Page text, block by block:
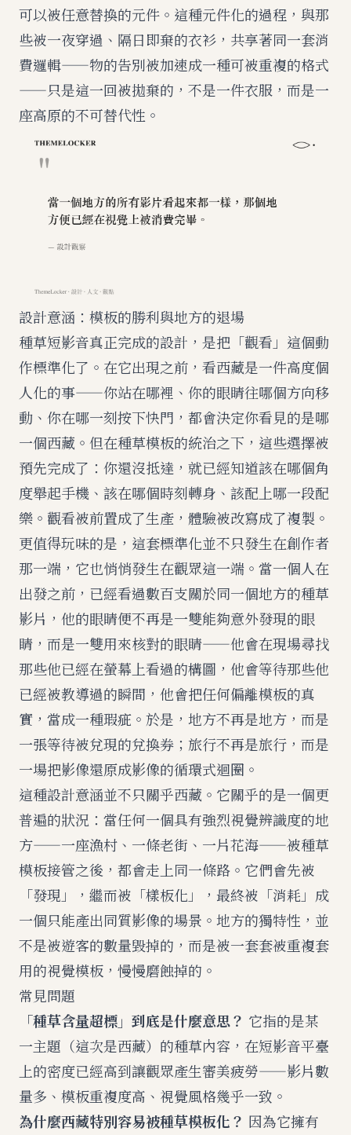
可以被任意替換的元件。這種元件化的過程，與那
些被一夜穿過、隔日即棄的衣衫，共享著同一套消
費邏輯——物的告別被加速成一種可被重複的格式
——只是這一回被拋棄的，不是一件衣服，而是一
座高原的不可替代性。
設計意涵：模板的勝利與地方的退場
種草短影音真正完成的設計，是把「觀看」這個動
作標準化了。在它出現之前，看西藏是一件高度個
人化的事——你站在哪裡、你的眼睛往哪個方向移
動、你在哪一刻按下快門，都會決定你看見的是哪
一個西藏。但在種草模板的統治之下，這些選擇被
預先完成了：你還沒抵達，就已經知道該在哪個角
度舉起手機、該在哪個時刻轉身、該配上哪一段配
樂。觀看被前置成了生產，體驗被改寫成了複製。
更值得玩味的是，這套標準化並不只發生在創作者
那一端，它也悄悄發生在觀眾這一端。當一個人在
出發之前，已經看過數百支關於同一個地方的種草
影片，他的眼睛便不再是一雙能夠意外發現的眼
睛，而是一雙用來核對的眼睛——他會在現場尋找
那些他已經在螢幕上看過的構圖，他會等待那些他
已經被教導過的瞬間，他會把任何偏離模板的真
實，當成一種瑕疵。於是，地方不再是地方，而是
一張等待被兌現的兌換券；旅行不再是旅行，而是
一場把影像還原成影像的循環式迴圈。
這種設計意涵並不只關乎西藏。它關乎的是一個更
普遍的狀況：當任何一個具有強烈視覺辨識度的地
方——一座漁村、一條老街、一片花海——被種草
模板接管之後，都會走上同一條路。它們會先被
「發現」，繼而被「樣板化」，最終被「消耗」成
一個只能產出同質影像的場景。地方的獨特性，並
不是被遊客的數量毀掉的，而是被一套套被重複套
用的視覺模板，慢慢磨蝕掉的。
常見問題
「種草含量超標」到底是什麼意思？ 它指的是某
一主題（這次是西藏）的種草內容，在短影音平臺
上的密度已經高到讓觀眾產生審美疲勞——影片數
量多、模板重複度高、視覺風格幾乎一致。
為什麼西藏特別容易被種草模板化？ 因為它擁有